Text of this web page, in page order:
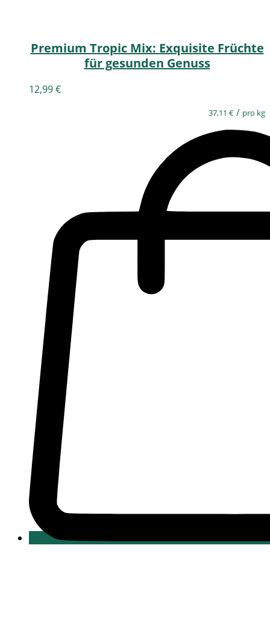
Premium Tropic Mix: Exquisite Früchte
für gesunden Genuss
12,99€
37,11 € / pro kg